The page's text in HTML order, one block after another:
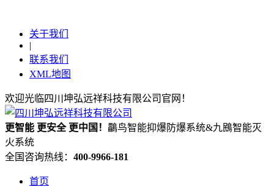
关于我们
|
联系我们
XML地图
欢迎光临四川坤弘远祥科技有限公司官网！
更智能 更安全更中国！ 鸓鸟智能抑爆防爆系统&九鴖智能灭
火系统
全国咨询热线： 400-9966-181
首页